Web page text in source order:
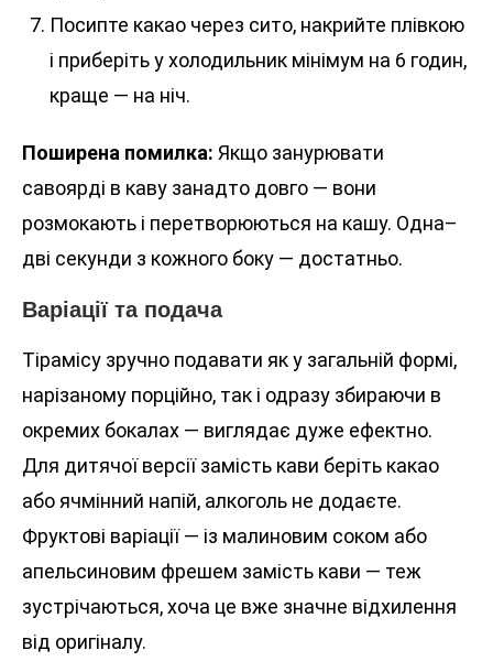
Посипте какао через сито, накрийте плівкою
і приберіть у холодильник мінімум на 6 годин,
краще — на ніч.
Поширена помилка: Якщо занурювати
савоярді в каву занадто довго — вони
розмокають і перетворюються на кашу. Одна–
дві секунди з кожного боку — достатньо.
Варіації та подача
Тірамісу зручно подавати як у загальній формі,
нарізаному порційно, так і одразу збираючи в
окремих бокалах — виглядає дуже ефектно.
Для дитячої версії замість кави беріть какао
або ячмінний напій, алкоголь не додаєте.
Фруктові варіації — із малиновим соком або
апельсиновим фрешем замість кави — теж
зустрічаються, хоча це вже значне відхилення
від оригіналу.